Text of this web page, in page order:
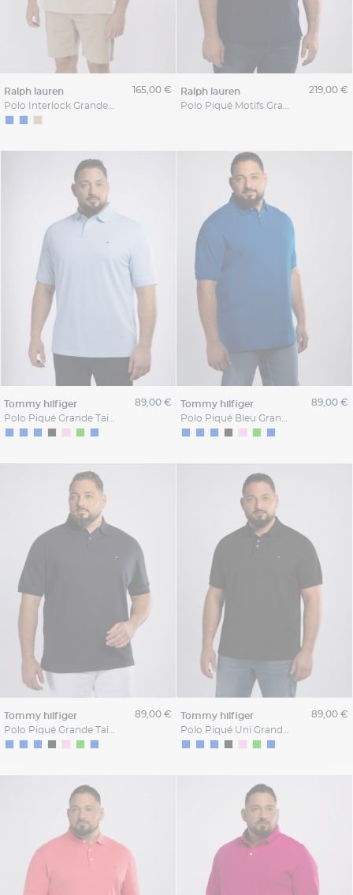
ralph lauren
165,00 €
ralph lauren
219,00 €
tommy hilfiger
89,00 €
tommy hilfiger
89,00 €
tommy hilfiger
89,00 €
tommy hilfiger
89,00 €